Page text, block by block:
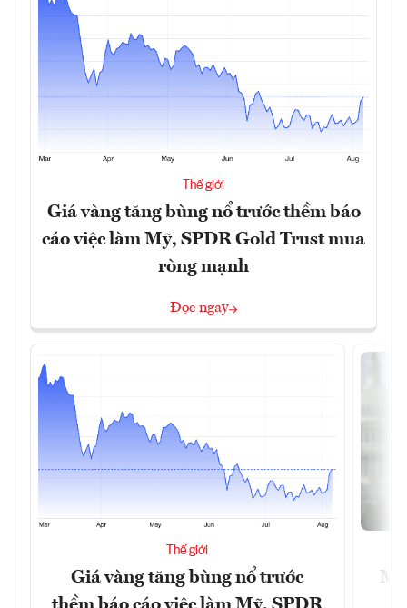
Thế giới
Giá vàng tăng bùng nổ trước thềm báo
cáo việc làm Mỹ, SPDR Gold Trust mua
ròng mạnh
Đọc ngay
Thế giới
Giá vàng tăng bùng nổ trước